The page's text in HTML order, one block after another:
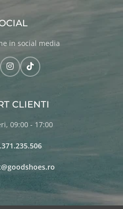
in social media
CLIENTI
09:00 - 17:00